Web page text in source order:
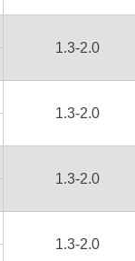
1.3-2.0
1.3-2.0
1.3-2.0
1.3-2.0